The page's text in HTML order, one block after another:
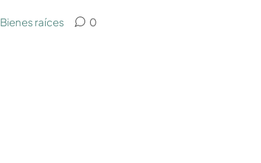
Bienes raíces 0